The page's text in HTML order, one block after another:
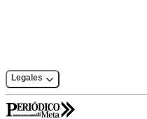
Legales